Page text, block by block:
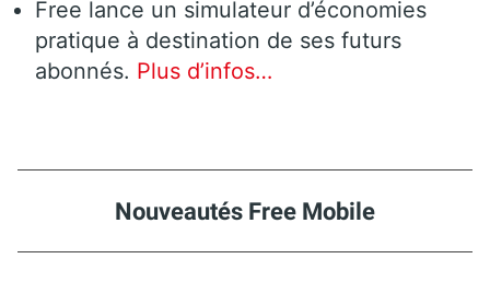
Free lance un simulateur d’économies
pratique à destination de ses futurs
abonnés. Plus d’infos…
Nouveautés Free Mobile